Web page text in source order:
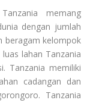
Tanzania memang
dengan jumlah
beragam kelompok
lahan Tanzania
Tanzania memiliki
cadangan dan
Tanzania